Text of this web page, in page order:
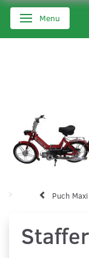
Skifte navigation
Menu
Puch